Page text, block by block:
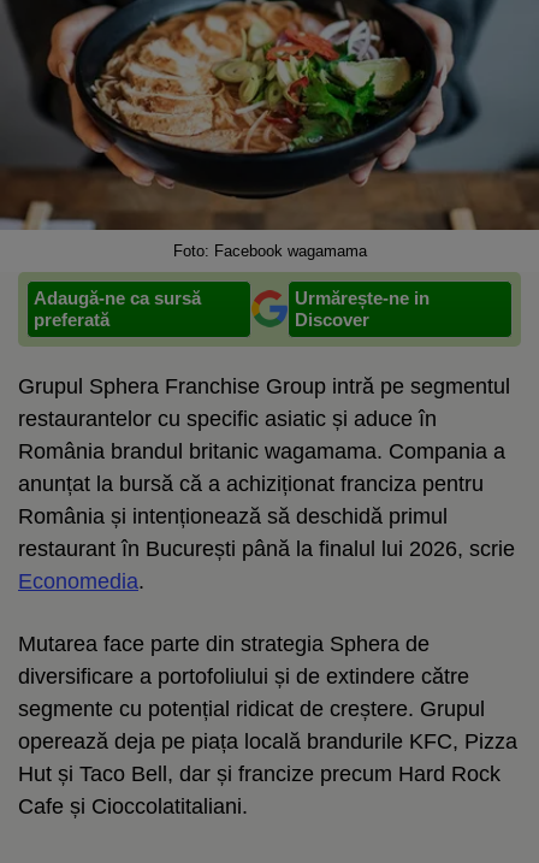
Foto: Facebook wagamama
Adaugă-ne ca sursă
preferată
Urmărește-ne in
Discover
Grupul Sphera Franchise Group intră pe segmentul
restaurantelor cu specific asiatic și aduce în
România brandul britanic wagamama. Compania a
anunțat la bursă că a achiziționat franciza pentru
România și intenționează să deschidă primul
restaurant în București până la finalul lui 2026, scrie
Economedia.
Mutarea face parte din strategia Sphera de
diversificare a portofoliului și de extindere către
segmente cu potențial ridicat de creștere. Grupul
operează deja pe piața locală brandurile KFC, Pizza
Hut și Taco Bell, dar și francize precum Hard Rock
Cafe și Cioccolatitaliani.